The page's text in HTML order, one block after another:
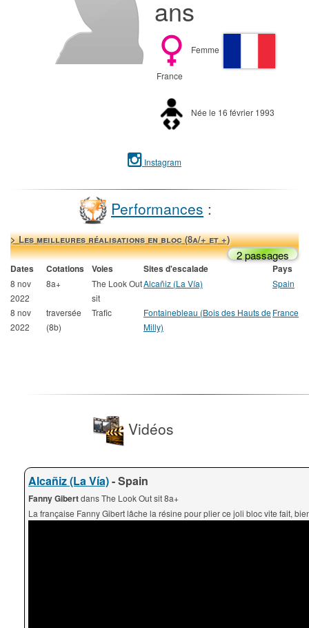
ans
Femme
France
Née le 16 février 1993
Instagram
Performances :
> Les meilleures réalisations en bloc (8a/+ et +)
2 passages
Dates Cotations Voies Sites d'escalade Pays
8 nov
2022
8a+
The Look Out
sit
Alcañiz (La Vía) Spain
8 nov
2022
traversée
(8b)
Trafic
Fontainebleau (Bois des Hauts de
Milly)
France
Vidéos
Alcañiz (La Vía)- Spain
Fanny Gibertdans The Look Out sit 8a+
La française Fanny Gibert lâche la résine pour plier ce joli bloc vite fait,